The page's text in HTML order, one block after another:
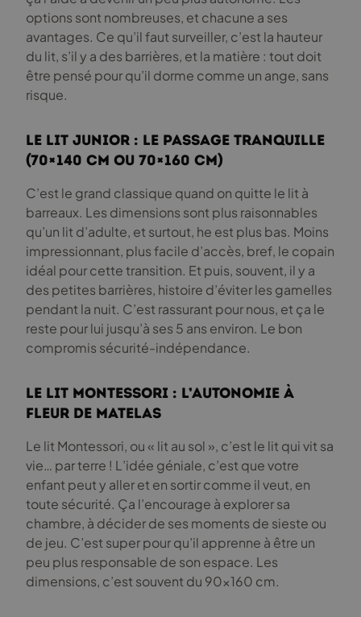
options sont nombreuses, et chacune a ses
avantages. Ce qu’il faut surveiller, c’est la hauteur
du lit, s’il y a des barrières, et la matière : tout doit
être pensé pour qu’il dorme comme un ange, sans
risque.
Le lit junior : le passage tranquille
(70×140 cm ou 70×160 cm)
C’est le grand classique quand on quitte le lit à
barreaux. Les dimensions sont plus raisonnables
qu’un lit d’adulte, et surtout, he est plus bas. Moins
impressionnant, plus facile d’accès, bref, le copain
idéal pour cette transition. Et puis, souvent, il y a
des petites barrières, histoire d’éviter les gamelles
pendant la nuit. C’est rassurant pour nous, et ça le
reste pour lui jusqu’à ses 5 ans environ. Le bon
compromis sécurité-indépendance.
Le lit Montessori : l’autonomie à
fleur de matelas
Le lit Montessori, ou « lit au sol », c’est le lit qui vit sa
vie… par terre ! L’idée géniale, c’est que votre
enfant peut y aller et en sortir comme il veut, en
toute sécurité. Ça l’encourage à explorer sa
chambre, à décider de ses moments de sieste ou
de jeu. C’est super pour qu’il apprenne à être un
peu plus responsable de son espace. Les
dimensions, c’est souvent du 90×160 cm.